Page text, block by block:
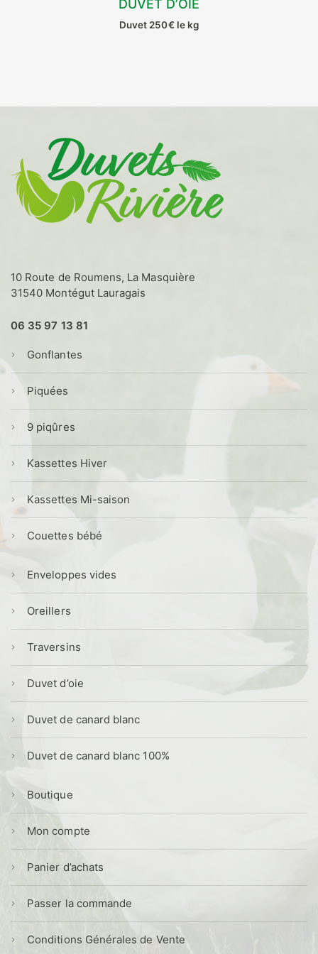
DUVET D’OIE
Duvet 250€ le kg
CHOIX DES OPTIONS
peuvent
être
choisies
sur
la
10 Route de Roumens, La Masquière
31540 Montégut Lauragais
06 35 97 13 81
Gonflantes
Piquées
9 piqûres
Kassettes Hiver
Kassettes Mi-saison
Couettes bébé
Enveloppes vides
Oreillers
Traversins
Duvet d’oie
Duvet de canard blanc
Duvet de canard blanc 100%
Boutique
Mon compte
Panier d’achats
Passer la commande
Conditions Générales de Vente